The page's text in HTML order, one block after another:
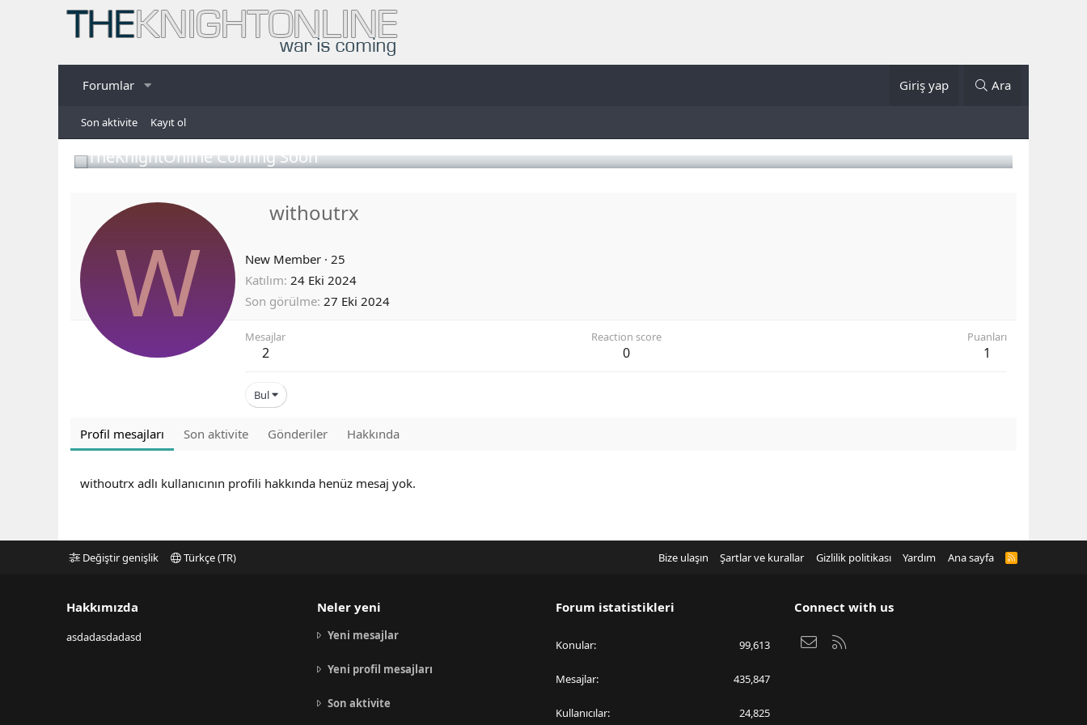
Forumlar Giriş yap Ara
Son aktivite Kayıt ol
TheKnightOnline Coming Soon
W
withoutrx
New Member · 25
Katılım 24 Eki 2024
Son görülme 27 Eki 2024
Mesajlar
2
Reaction score
0
Puanları
1
Bul
Profil mesajları Son aktivite Gönderiler Hakkında
withoutrx adlı kullanıcının profili hakkında henüz mesaj yok.
Değiştir genişlik Türkçe (TR) Bize ulaşın Şartlar ve kurallar Gizlilik politikası Yardım Ana sayfa
R
Hakkımızda
asdadasdadasd
Neler yeni
Yeni mesajlar
Yeni profil mesajları
Son aktivite
Forum istatistikleri
Konular 99,613
Mesajlar 435,847
Kullanıcılar 24,825
Connect with us
Bize ulaşın